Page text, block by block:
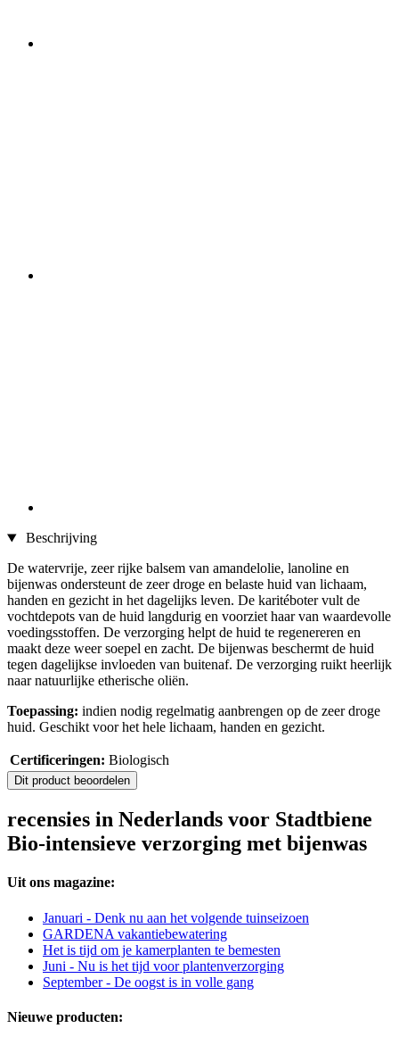
Beschrijving
De watervrije, zeer rijke balsem van amandelolie, lanoline en
bijenwas ondersteunt de zeer droge en belaste huid van lichaam,
handen en gezicht in het dagelijks leven. De karitéboter vult de
vochtdepots van de huid langdurig en voorziet haar van waardevolle
voedingsstoffen. De verzorging helpt de huid te regenereren en
maakt deze weer soepel en zacht. De bijenwas beschermt de huid
tegen dagelijkse invloeden van buitenaf. De verzorging ruikt heerlijk
naar natuurlijke etherische oliën.
Toepassing: indien nodig regelmatig aanbrengen op de zeer droge
huid. Geschikt voor het hele lichaam, handen en gezicht.
Certificeringen: Biologisch
Dit product beoordelen
recensies in Nederlands voor Stadtbiene
Bio-intensieve verzorging met bijenwas
Uit ons magazine:
Januari - Denk nu aan het volgende tuinseizoen
GARDENA vakantiebewatering
Het is tijd om je kamerplanten te bemesten
Juni - Nu is het tijd voor plantenverzorging
September - De oogst is in volle gang
Nieuwe producten: